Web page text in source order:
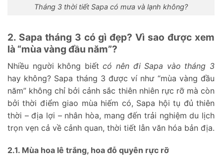
Tháng 3 thời tiết Sapa có mưa và lạnh không?
2. Sapa tháng 3 có gì đẹp? Vì sao được xem
là “mùa vàng đầu năm”?
Nhiều người không biếtcó nên đi Sapa vào tháng 3
hay không? Sapa tháng 3 được ví như “mùa vàng đầu
năm” không chỉ bởi cảnh sắc thiên nhiên rực rỡ mà còn
bởi thời điểm giao mùa hiếm có, Sapa hội tụ đủ thiên
thời – địa lợi – nhân hòa, mang đến trải nghiệm du lịch
trọn vẹn cả về cảnh quan, thời tiết lẫn văn hóa bản địa.
2.1. Mùa hoa lê trắng, hoa đỗ quyên rực rỡ